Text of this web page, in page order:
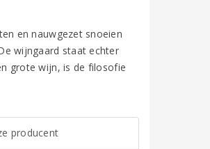
en nauwgezet snoeien
wijngaard staat echter
grote wijn, is de filosofie
producent